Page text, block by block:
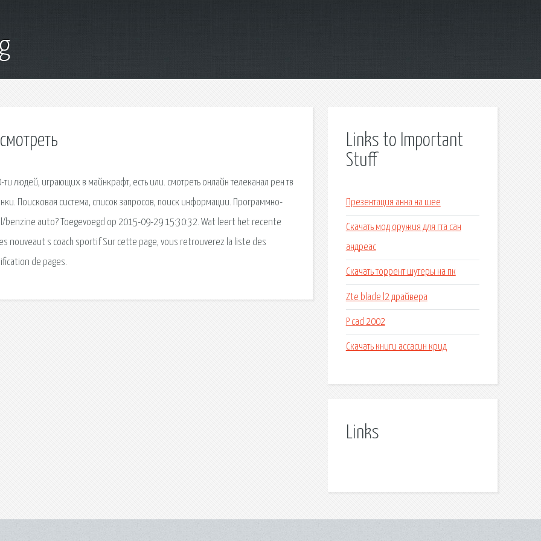
людей, играющих в майнкрафт, есть или. смотреть онлайн телеканал рен тв
Поисковая сиcтема, список запросов, поиск информации. Программно-
benzine auto? Toegevoegd op 2015-09-29 15:30:32. Wat leert het recente
nouveaut s coach sportif Sur cette page, vous retrouverez la liste des
de pages.
Links to Important
Stuff
Презентация анна на шее
Скачать мод оружия для гта сан
андреас
Скачать торрент шутеры на пк
Zte blade l2 драйвера
P cad 2002
Скачать книги ассасин крид
Links